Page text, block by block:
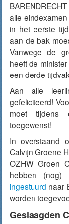
alle
in het eerste
aan de bak
Vanwege de
heeft de
een derde
Aan alle
gefeliciteerd!
moet tijdens
toegewenst!
In overstaand
Calvijn Groene
OZHW Groen
hebben (nog)
ingestuurd naar
worden
Geslaagden